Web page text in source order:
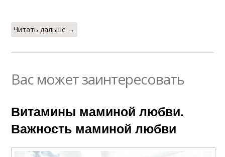
Читать дальше →
Вас может заинтересовать
Витамины маминой любви.
Важность маминой любви